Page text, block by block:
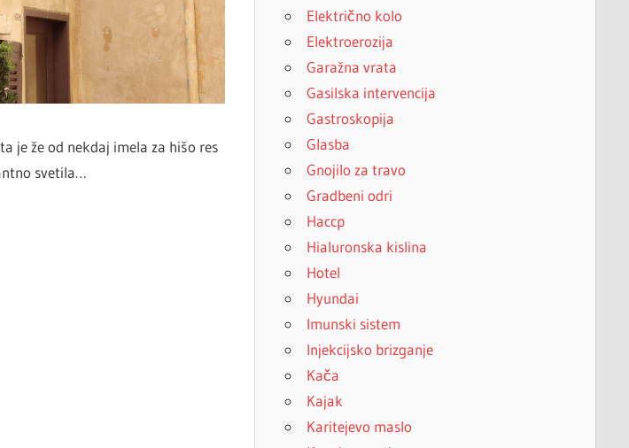
je že od nekdaj imela za hišo res
svetila…
Električno kolo
Elektroerozija
Garažna vrata
Gasilska intervencija
Gastroskopija
Glasba
Gnojilo za travo
Gradbeni odri
Haccp
Hialuronska kislina
Hotel
Hyundai
Imunski sistem
Injekcijsko brizganje
Kača
Kajak
Karitejevo maslo